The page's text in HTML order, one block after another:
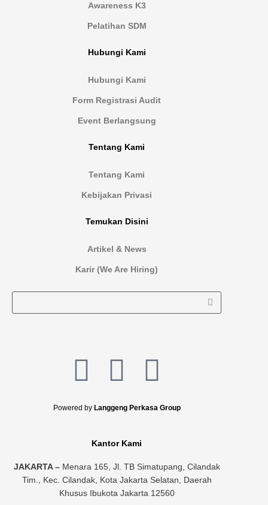
Awareness K3
Pelatihan SDM
Hubungi Kami
Hubungi Kami
Form Registrasi Audit
Event Berlangsung
Tentang Kami
Tentang Kami
Kebijakan Privasi
Temukan Disini
Artikel & News
Karir (We Are Hiring)
L
i
n
k
e
I
n
s
t
a
F
a
e
b
Powered by Langgeng Perkasa Group
Kantor Kami
JAKARTA –Menara 165, Jl. TB Simatupang, Cilandak
Tim., Kec. Cilandak, Kota Jakarta Selatan, Daerah
Khusus Ibukota Jakarta 12560